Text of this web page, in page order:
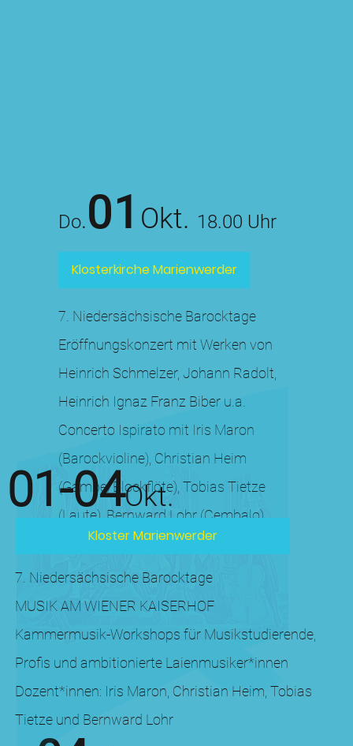
Do.01 Okt. 18.00 Uhr
Klosterkirche Marienwerder
7. Niedersächsische Barocktage
Eröffnungskonzert mit Werken von
Heinrich Schmelzer, Johann Radolt,
Heinrich Ignaz Franz Biber u.a.
Concerto Ispirato mit Iris Maron
(Barockvioline), Christian Heim
(Gambe/Blockflöte), Tobias Tietze
(Laute), Bernward Lohr (Cembalo)
01-04Okt.
Kloster Marienwerder
7. Niedersächsische Barocktage
MUSIK AM WIENER KAISERHOF
Kammermusik-Workshops für Musikstudierende,
Profis und ambitionierte Laienmusiker*innen
Dozent*innen: Iris Maron, Christian Heim, Tobias
Tietze und Bernward Lohr